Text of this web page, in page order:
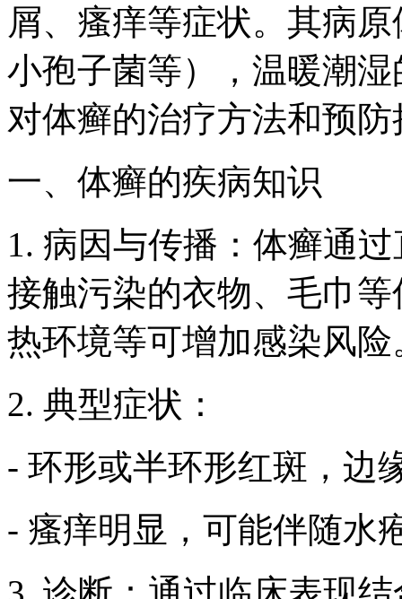
屑、瘙痒等症状。其病
小孢子菌等），温暖潮
对体癣的治疗方法和预防
一、体癣的疾病知识
1. 病因与传播：体癣通
接触污染的衣物、毛巾
热环境等可增加感染风险
2. 典型症状：
- 环形或半环形红斑，边
- 瘙痒明显，可能伴随水